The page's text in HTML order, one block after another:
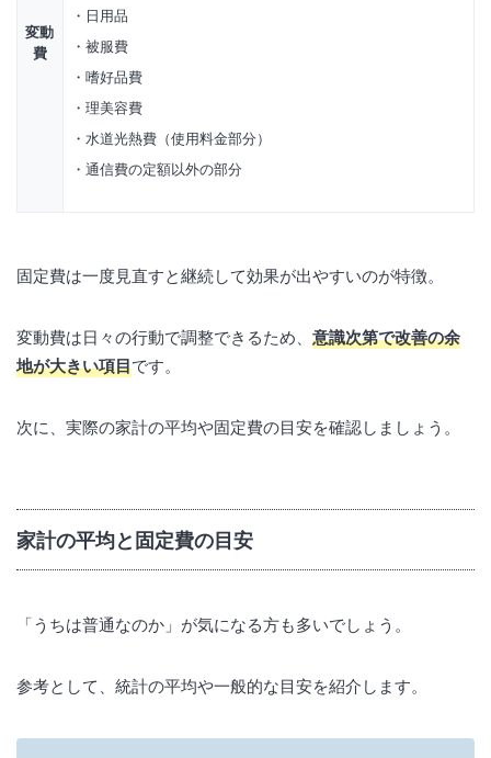
変動
費
日用品
被服費
嗜好品費
理美容費
水道光熱費（使用料金部分）
通信費の定額以外の部分
固定費は一度見直すと継続して効果が出やすいのが特徴。
変動費は日々の行動で調整できるため、 意識次第で改善の余
地が大きい項目です。
次に、実際の家計の平均や固定費の目安を確認しましょう。
家計の平均と固定費の目安
「うちは普通なのか」が気になる方も多いでしょう。
参考として、統計の平均や一般的な目安を紹介します。